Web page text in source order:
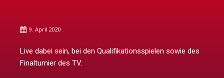
9. April 2020
Live dabei sein, bei den Qualifikationsspielen sowie des
Finalturnier des TV.